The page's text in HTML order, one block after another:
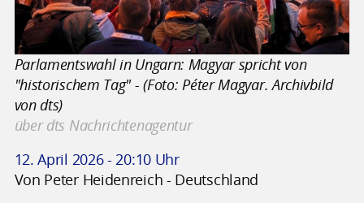
Parlamentswahl in Ungarn: Magyar spricht von
"historischem Tag" - (Foto: Péter Magyar. Archivbild
von dts)
über dts Nachrichtenagentur
12. April 2026 - 20:10 Uhr
Von Peter Heidenreich - Deutschland